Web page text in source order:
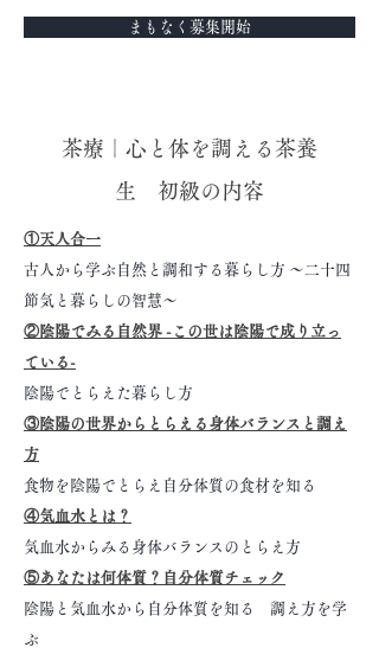
まもなく募集開始
茶療｜心と体を調える茶養
生 初級の内容
①天人合一
古人から学ぶ自然と調和する暮らし方 〜二十四
節気と暮らしの智慧〜
②陰陽でみる自然界 -この世は陰陽で成り立っ
ている-
陰陽でとらえた暮らし方
③陰陽の世界からとらえる身体バランスと調え
方
食物を陰陽でとらえ自分体質の食材を知る
④気血水とは？
気血水からみる身体バランスのとらえ方
⑤あなたは何体質？自分体質チェック
陰陽と気血水から自分体質を知る 調え方を学
ぶ